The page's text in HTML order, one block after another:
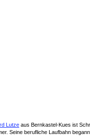
Lutze aus Bernkastel-Kues ist
Seine berufliche Laufbahn